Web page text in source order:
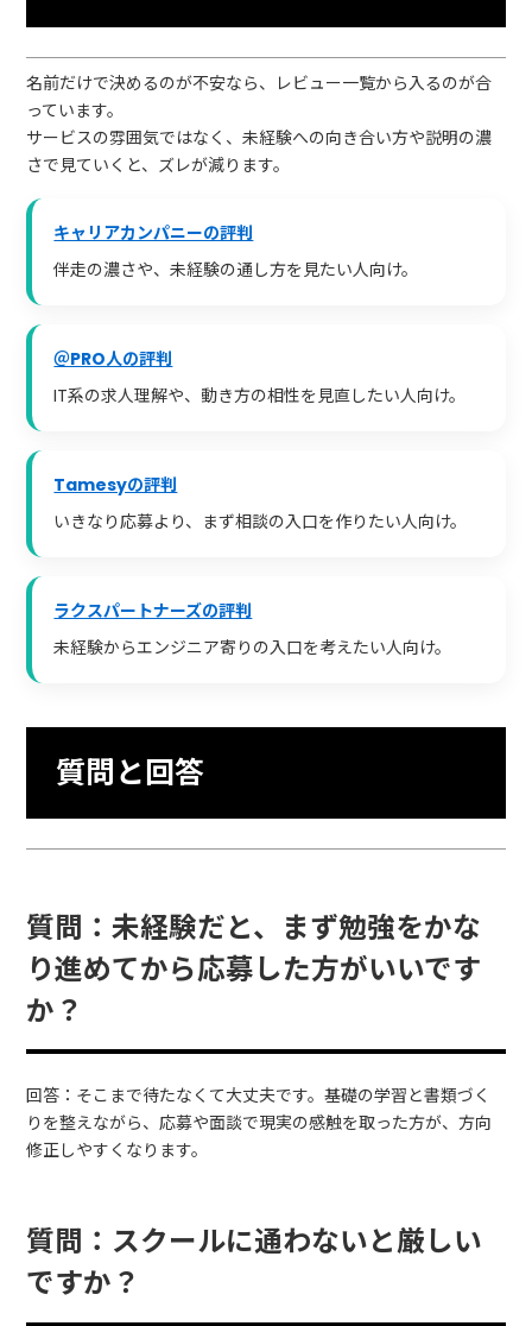
名前だけで決めるのが不安なら、レビュー一覧から入るのが合
っています。
サービスの雰囲気ではなく、未経験への向き合い方や説明の濃
さで見ていくと、ズレが減ります。
キャリアカンパニーの評判
伴走の濃さや、未経験の通し方を見たい人向け。
＠PRO人の評判
IT系の求人理解や、動き方の相性を見直したい人向け。
Tamesyの評判
いきなり応募より、まず相談の入口を作りたい人向け。
ラクスパートナーズの評判
未経験からエンジニア寄りの入口を考えたい人向け。
質問と回答
質問：未経験だと、まず勉強をかな
り進めてから応募した方がいいです
か？
回答：そこまで待たなくて大丈夫です。基礎の学習と書類づく
りを整えながら、応募や面談で現実の感触を取った方が、方向
修正しやすくなります。
質問：スクールに通わないと厳しい
ですか？